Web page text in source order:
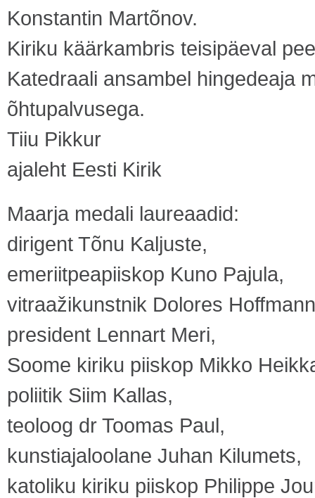
Konstantin Martõnov.
Kiriku käärkambris teisipäeval
Katedraali ansambel hingedeaja
õhtupalvusega.
Tiiu Pikkur
ajaleht Eesti Kirik
Maarja medali laureaadid:
dirigent Tõnu Kaljuste,
emeriitpeapiiskop Kuno Pajula,
vitraažikunstnik Dolores
president Lennart Meri,
Soome kiriku piiskop Mikko
poliitik Siim Kallas,
teoloog dr Toomas Paul,
kunstiajaloolane Juhan Kilumets,
katoliku kiriku piiskop Philippe